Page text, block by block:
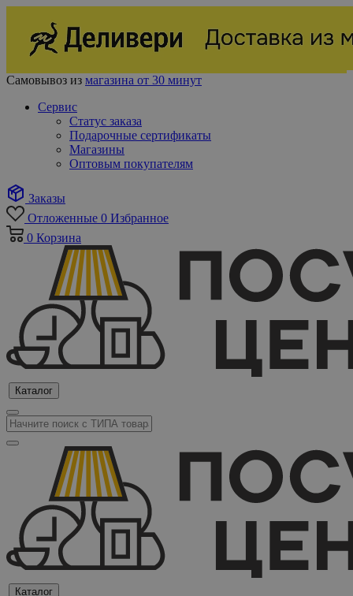
Самовывоз из магазина от 30 минут
Сервис
Статус заказа
Подарочные сертификаты
Магазины
Оптовым покупателям
Заказы
Отложенные 0 Избранное
0 Корзина
Каталог
Каталог